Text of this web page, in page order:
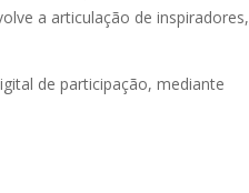
a articulação de inspiradores,
de participação, mediante